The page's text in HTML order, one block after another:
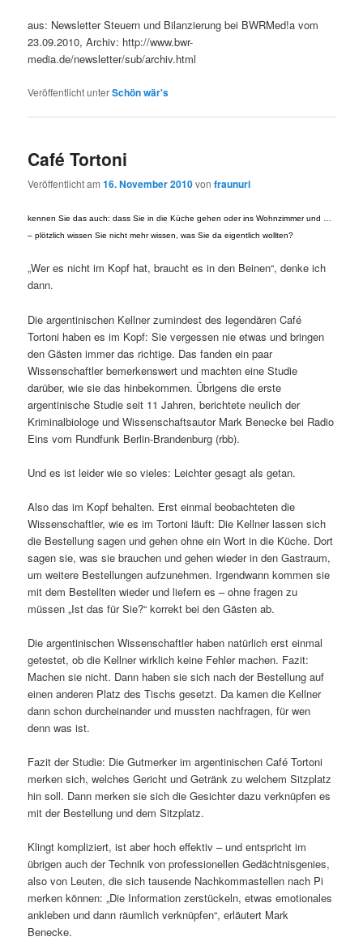
aus: Newsletter Steuern und Bilanzierung bei BWRMed!a vom
23.09.2010, Archiv: http://www.bwr-
media.de/newsletter/sub/archiv.html
Veröffentlicht unterSchön wär's
Café Tortoni
Veröffentlicht am16. November 2010vonfraunuri
kennen Sie das auch: dass Sie in die Küche gehen oder ins Wohnzimmer und …
– plötzlich wissen Sie nicht mehr wissen, was Sie da eigentlich wollten?
„Wer es nicht im Kopf hat, braucht es in den Beinen“, denke ich
dann.
Die argentinischen Kellner zumindest des legendären Café
Tortoni haben es im Kopf: Sie vergessen nie etwas und bringen
den Gästen immer das richtige. Das fanden ein paar
Wissenschaftler bemerkenswert und machten eine Studie
darüber, wie sie das hinbekommen. Übrigens die erste
argentinische Studie seit 11 Jahren, berichtete neulich der
Kriminalbiologe und Wissenschaftsautor Mark Benecke bei Radio
Eins vom Rundfunk Berlin-Brandenburg (rbb).
Und es ist leider wie so vieles: Leichter gesagt als getan.
Also das im Kopf behalten. Erst einmal beobachteten die
Wissenschaftler, wie es im Tortoni läuft: Die Kellner lassen sich
die Bestellung sagen und gehen ohne ein Wort in die Küche. Dort
sagen sie, was sie brauchen und gehen wieder in den Gastraum,
um weitere Bestellungen aufzunehmen. Irgendwann kommen sie
mit dem Bestellten wieder und liefern es – ohne fragen zu
müssen „Ist das für Sie?“ korrekt bei den Gästen ab.
Die argentinischen Wissenschaftler haben natürlich erst einmal
getestet, ob die Kellner wirklich keine Fehler machen. Fazit:
Machen sie nicht. Dann haben sie sich nach der Bestellung auf
einen anderen Platz des Tischs gesetzt. Da kamen die Kellner
dann schon durcheinander und mussten nachfragen, für wen
denn was ist.
Fazit der Studie: Die Gutmerker im argentinischen Café Tortoni
merken sich, welches Gericht und Getränk zu welchem Sitzplatz
hin soll. Dann merken sie sich die Gesichter dazu verknüpfen es
mit der Bestellung und dem Sitzplatz.
Klingt kompliziert, ist aber hoch effektiv – und entspricht im
übrigen auch der Technik von professionellen Gedächtnisgenies,
also von Leuten, die sich tausende Nachkommastellen nach Pi
merken können: „Die Information zerstückeln, etwas emotionales
ankleben und dann räumlich verknüpfen“, erläutert Mark
Benecke.